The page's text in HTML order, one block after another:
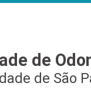
de
de São